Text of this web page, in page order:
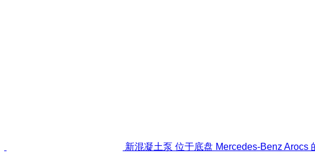
新混凝土泵 位于底盘 Mercedes-Benz Arocs